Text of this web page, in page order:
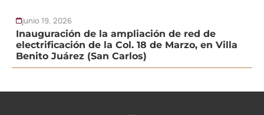
junio 19, 2026
Inauguración de la ampliación de red de
electrificación de la Col. 18 de Marzo, en Villa
Benito Juárez (San Carlos)